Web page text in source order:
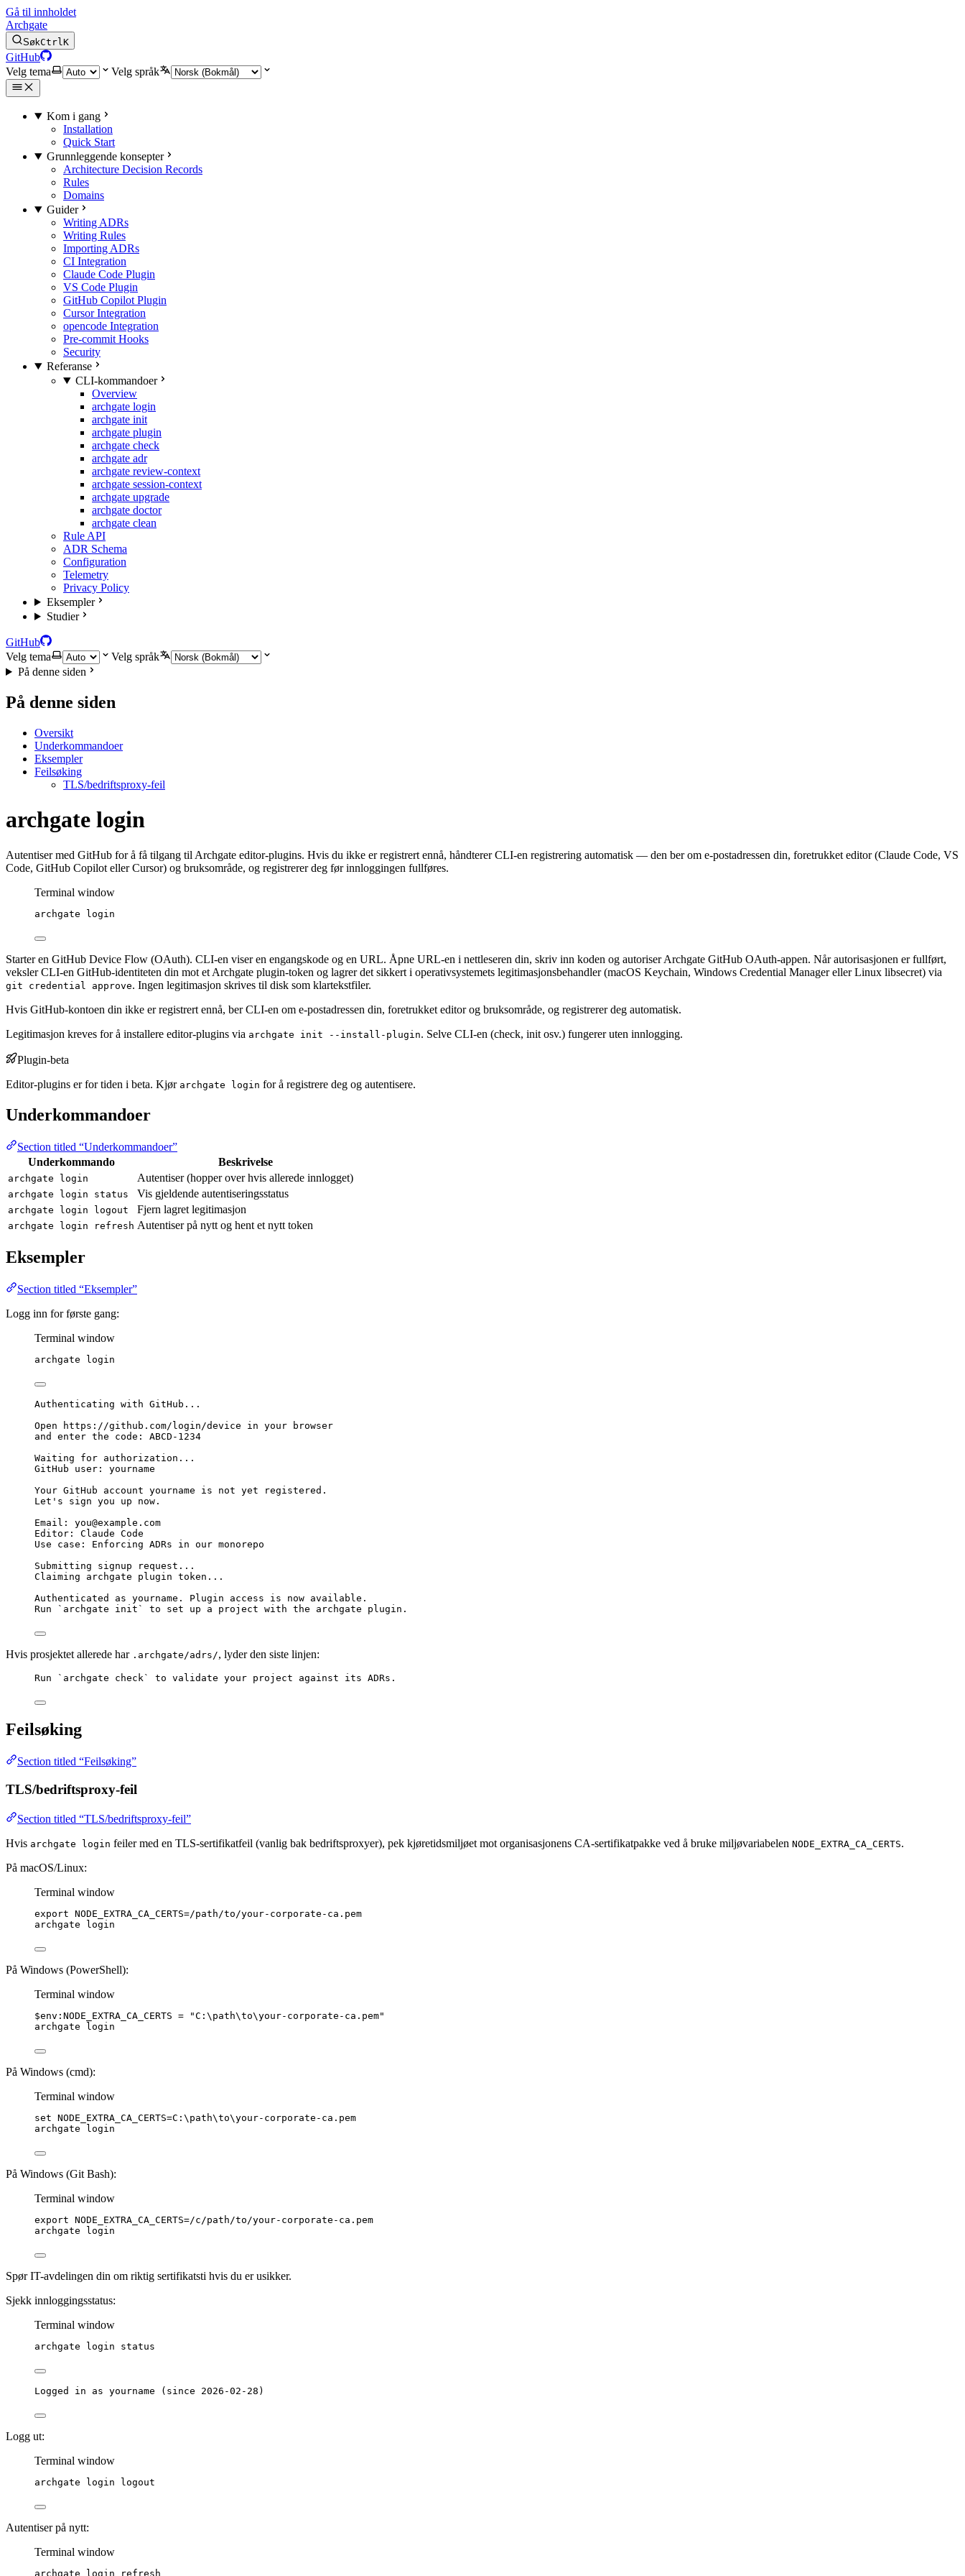
Gå til innholdet
Archgate
SøkCtrlK
GitHub
Velg tema
Velg språk
Kom i gang
Installation
Quick Start
Grunnleggende konsepter
Architecture Decision Records
Rules
Domains
Guider
Writing ADRs
Writing Rules
Importing ADRs
CI Integration
Claude Code Plugin
VS Code Plugin
GitHub Copilot Plugin
Cursor Integration
opencode Integration
Pre-commit Hooks
Security
Referanse
CLI-kommandoer
Overview
archgate login
archgate init
archgate plugin
archgate check
archgate adr
archgate review-context
archgate session-context
archgate upgrade
archgate doctor
archgate clean
Rule API
ADR Schema
Configuration
Telemetry
Privacy Policy
Eksempler
Studier
GitHub
Velg tema
Velg språk
På denne siden
På denne siden
Oversikt
Underkommandoer
Eksempler
Feilsøking
TLS/bedriftsproxy-feil
archgate login
Autentiser med GitHub for å få tilgang til Archgate editor-plugins. Hvis du ikke er registrert ennå, håndterer CLI-en registrering automatisk — den ber om e-postadressen din, foretrukket editor (Claude Code, VS
Code, GitHub Copilot eller Cursor) og bruksområde, og registrerer deg før innloggingen fullføres.
Terminal window
archgate login
Starter en GitHub Device Flow (OAuth). CLI-en viser en engangskode og en URL. Åpne URL-en i nettleseren din, skriv inn koden og autoriser Archgate GitHub OAuth-appen. Når autorisasjonen er fullført,
veksler CLI-en GitHub-identiteten din mot et Archgate plugin-token og lagrer det sikkert i operativsystemets legitimasjonsbehandler (macOS Keychain, Windows Credential Manager eller Linux libsecret) via
git credential approve. Ingen legitimasjon skrives til disk som klartekstfiler.
Hvis GitHub-kontoen din ikke er registrert ennå, ber CLI-en om e-postadressen din, foretrukket editor og bruksområde, og registrerer deg automatisk.
Legitimasjon kreves for å installere editor-plugins via archgate init --install-plugin. Selve CLI-en (check, init osv.) fungerer uten innlogging.
Plugin-beta
Editor-plugins er for tiden i beta. Kjør archgate login for å registrere deg og autentisere.
Underkommandoer
Section titled “Underkommandoer”
Underkommando
Beskrivelse
archgate login Autentiser (hopper over hvis allerede innlogget)
archgate login status Vis gjeldende autentiseringsstatus
archgate login logout Fjern lagret legitimasjon
archgate login refresh Autentiser på nytt og hent et nytt token
Eksempler
Section titled “Eksempler”
Logg inn for første gang:
Terminal window
archgate login
Authenticating with GitHub...
Open https://github.com/login/device in your browser
and enter the code: ABCD-1234
Waiting for authorization...
GitHub user: yourname
Your GitHub account yourname is not yet registered.
Let's sign you up now.
Email: you@example.com
Editor: Claude Code
Use case: Enforcing ADRs in our monorepo
Submitting signup request...
Claiming archgate plugin token...
Authenticated as yourname. Plugin access is now available.
Run `archgate init` to set up a project with the archgate plugin.
Hvis prosjektet allerede har .archgate/adrs/, lyder den siste linjen:
Run `archgate check` to validate your project against its ADRs.
Feilsøking
Section titled “Feilsøking”
TLS/bedriftsproxy-feil
Section titled “TLS/bedriftsproxy-feil”
Hvis archgate login feiler med en TLS-sertifikatfeil (vanlig bak bedriftsproxyer), pek kjøretidsmiljøet mot organisasjonens CA-sertifikatpakke ved å bruke miljøvariabelen NODE_EXTRA_CA_CERTS.
På macOS/Linux:
Terminal window
export NODE_EXTRA_CA_CERTS=/path /to /your-corporate-ca . pem
archgate
login
På Windows (PowerShell):
Terminal window
$env:NODE_EXTRA_CA_CERTS = "C:\path\to\your-corporate-ca.pem"
archgate login
På Windows (cmd):
Terminal window
set NODE_EXTRA_CA_CERTS=C:\path\to\your-corporate-ca.pem
archgate login
På Windows (Git Bash):
Terminal window
export NODE_EXTRA_CA_CERTS=/c /path /to /your-corporate-ca . pem
archgate
login
Spør IT-avdelingen din om riktig sertifikatsti hvis du er usikker.
Sjekk innloggingsstatus:
Terminal window
archgate login status
Logged in as yourname (since 2026-02-28)
Logg ut:
Terminal window
archgate login logout
Autentiser på nytt:
Terminal window
archgate login refresh